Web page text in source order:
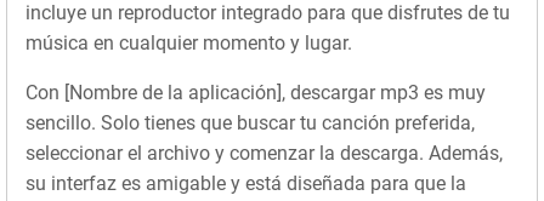
incluye un reproductor integrado para que disfrutes de tu
música en cualquier momento y lugar.
Con [Nombre de la aplicación], descargar mp3 es muy
sencillo. Solo tienes que buscar tu canción preferida,
seleccionar el archivo y comenzar la descarga. Además,
su interfaz es amigable y está diseñada para que la